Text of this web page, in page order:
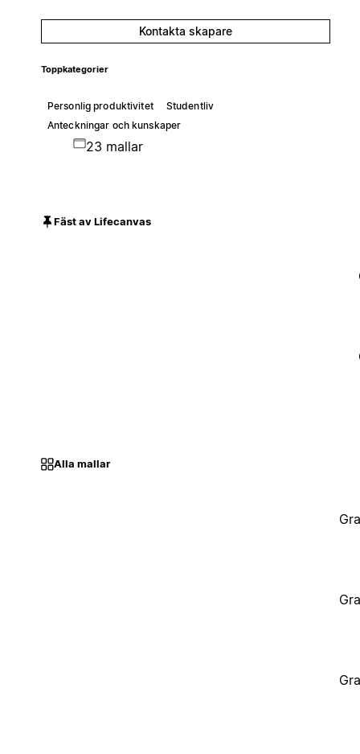
Kontakta skapare
Toppkategorier
Personlig produktivitet
Studentliv
Anteckningar och kunskaper
23 mallar
Fäst av Lifecanvas
Alla mallar